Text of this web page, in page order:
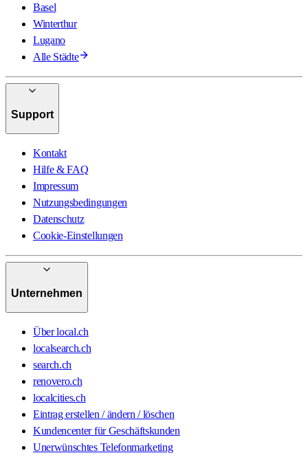
Basel
Winterthur
Lugano
Alle Städte
Support
Kontakt
Hilfe & FAQ
Impressum
Nutzungsbedingungen
Datenschutz
Cookie-Einstellungen
Unternehmen
Über local.ch
localsearch.ch
search.ch
renovero.ch
localcities.ch
Eintrag erstellen / ändern / löschen
Kundencenter für Geschäftskunden
Unerwünschtes Telefonmarketing